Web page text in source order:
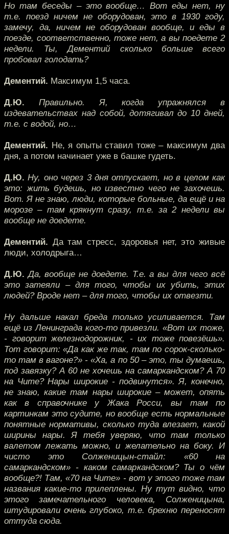
Но там беседы – это вообще… Вот еды нет, ну
т.е. поезд ничем не оборудован, это в 1930 году,
замечу, да, ничем не оборудован вообще, и еды в
поезде, соответственно, тоже нет, а вы поедете 2
недели. Ты, Дементий сколько больше всего
пробовал голодать?
Дементий. Максимум 1,5 часа.
Д.Ю. Правильно. Я, когда упражнялся в
издевательствах над собой, дотягивал до 10 дней,
т.е. с водой, но…
Дементий. Не, я опыты ставил тоже – максимум два
дня, а потом начинает уже в башке гудеть.
Д.Ю. Ну, оно через 3 дня отпускает, но в целом как
это: жить будешь, но известно чего не захочешь.
Вот. Я не знаю, люди, которые больные, да ещё и на
морозе – там крякнут сразу, т.е. за 2 недели вы
вообще не доедете.
Дементий. Да там стресс, здоровья нет, это живые
люди, холодрыга…
Д.Ю. Да, вообще не доедете. Т.е. а вы для чего всё
это затеяли – для того, чтобы их убить, этих
людей? Вроде нет – для того, чтобы их отвезти.
Ну дальше накал бреда только усиливается. Там
ещё из Ленинграда кого-то привезли. «Вот их тоже,
- говорит железнодорожник, - их тоже повезёшь».
Тот говорит: «Да как же так, там по сорок-сколько-
то там в вагоне?» - «Ха, а по 50 – это, ты думаешь,
под завязку? А 60 не хочешь на самаркандском? А 70
на Чите? Нары широкие - подвинутся». Я, конечно,
не знаю, какие там нары широкие – может, опять
как в справочнике у Жака Росси, вы там по
картинкам это судите, но вообще есть нормальные
понятные нормативы, сколько туда влезает, какой
ширины нары. Я тебя уверяю, что там только
валетом лежать можно, и желательно на боку. И
чисто это Солженицын-стайл: «60 на
самаркандском» - каком самаркандском? Ты о чём
вообще?! Там, «70 на Чите» - вот у этого тоже там
названия какие-то прилеплены. Ну тут видно, что
этого замечательного человека, Солженицына,
штудировали очень глубоко, т.е. брехню переносят
оттуда сюда.